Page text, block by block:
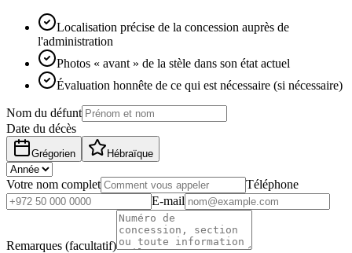
Localisation précise de la concession auprès de
l'administration
Photos « avant » de la stèle dans son état actuel
Évaluation honnête de ce qui est nécessaire (si nécessaire)
Nom du défunt
Date du décès
Grégorien Hébraïque
Votre nom complet
Téléphone
E-mail
Remarques (facultatif)